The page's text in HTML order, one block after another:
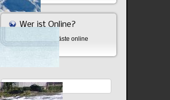
Wer ist Online?
Aktuell sind 665 Gäste online